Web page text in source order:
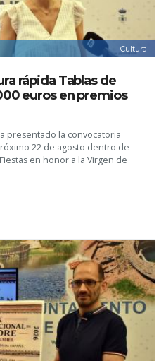
Cultura
rápida Tablas de
euros en premios
presentado la convocatoria
22 de agosto dentro de
en honor a la Virgen de